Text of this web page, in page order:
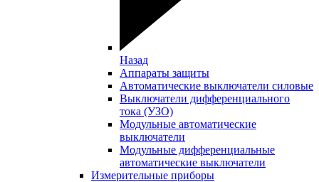
Назад
Аппараты защиты
Автоматические выключатели силовые
Выключатели дифференциального
тока (УЗО)
Модульные автоматические
выключатели
Модульные дифференциальные
автоматические выключатели
Измерительные приборы